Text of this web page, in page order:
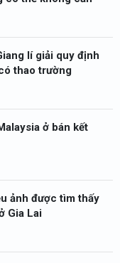
lí giải quy định
thao trường
ở bán kết
ảnh được tìm thấy
Gia Lai